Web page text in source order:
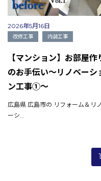
2026年5月16日
改修工事 内装工事
【マンション】お部屋作
のお手伝い～リノベーシ
ン工事①～
広島県 広島市の リフォーム＆リ
ーシ...